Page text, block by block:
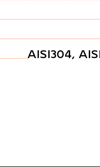
AISI304,